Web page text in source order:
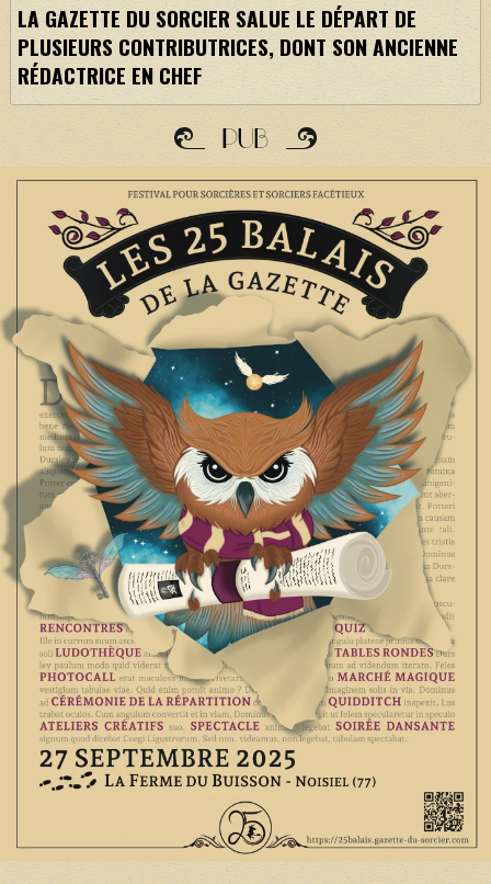
LA GAZETTE DU SORCIER SALUE LE DÉPART DE
PLUSIEURS CONTRIBUTRICES, DONT SON ANCIENNE
RÉDACTRICE EN CHEF
PUB